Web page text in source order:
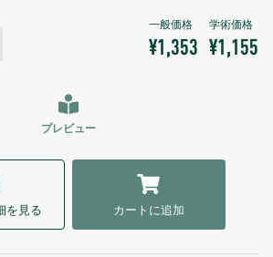
¥1,353 ¥1,155
プレビュー
を見る カートに追加